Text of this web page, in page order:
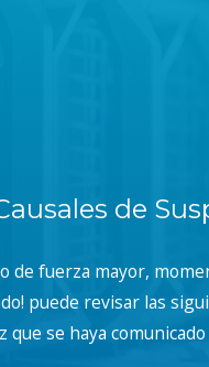
de
de fuerza mayor,
puede revisar las
que se haya